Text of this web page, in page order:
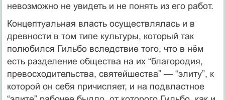
невозможно не увидеть и не понять из его работ.
Концептуальная власть осуществлялась и в
древности в том типе культуры, который так
полюбился Гильбо вследствие того, что в нём
есть разделение общества на их “благородия,
превосходительства, святейшества” — “элиту”, к
которой он себя причисляет, и на подвластное